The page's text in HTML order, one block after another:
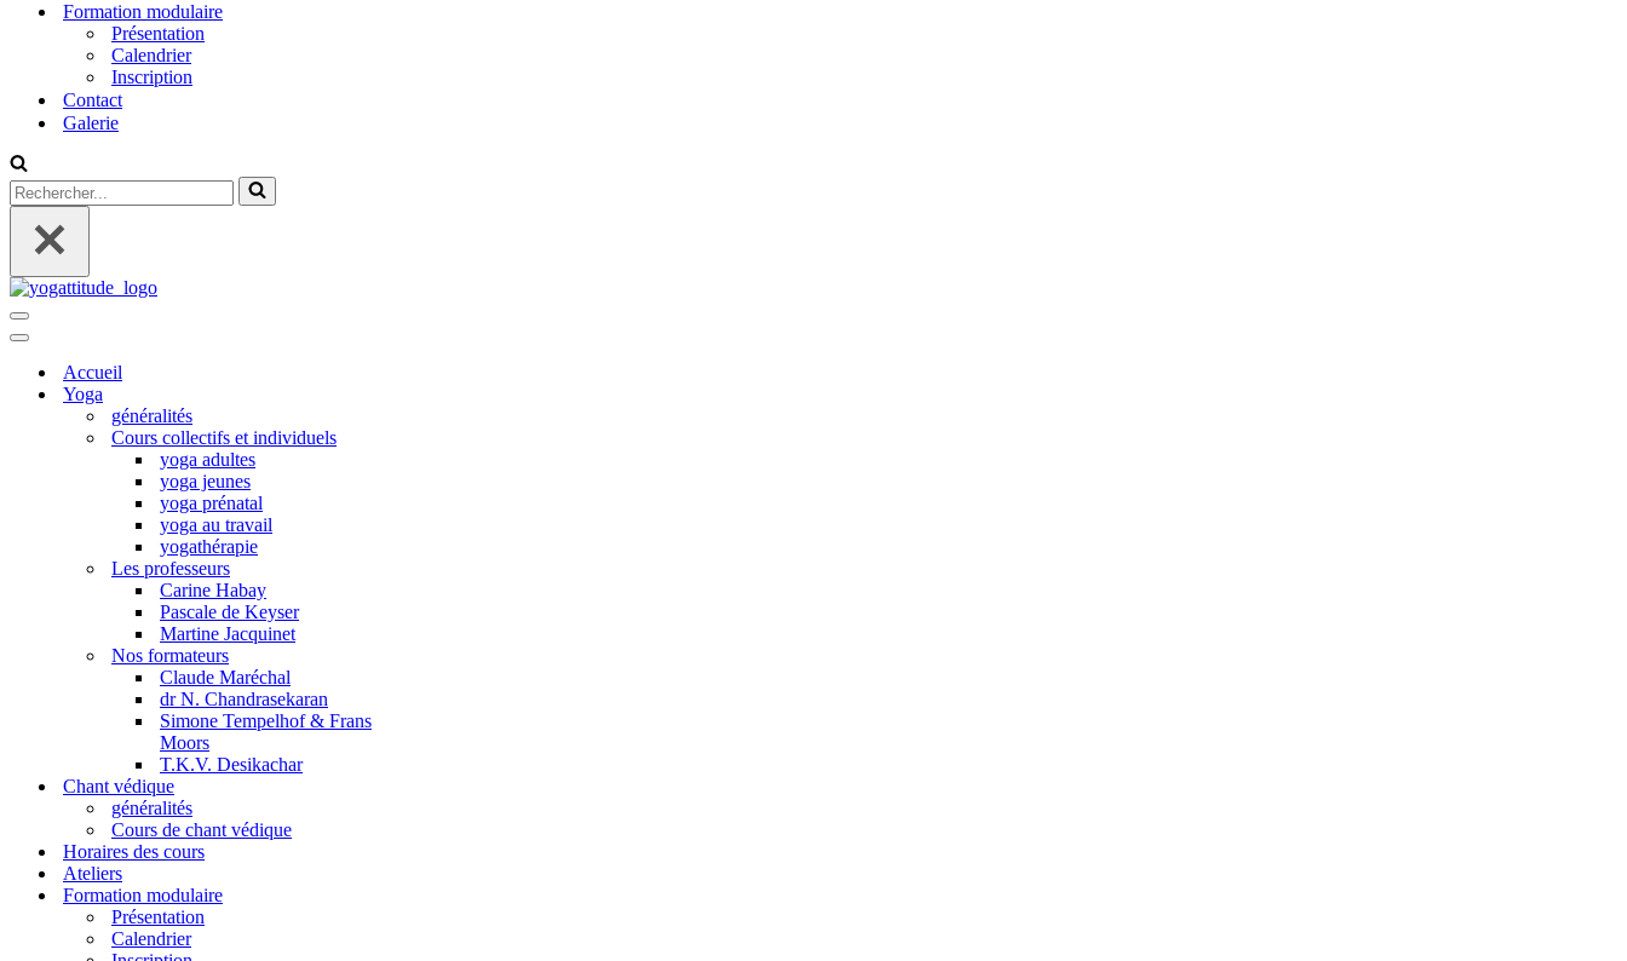
Formation modulaire
Présentation
Calendrier
Inscription
Contact
Galerie
Rechercher...
Menu
de
Menu
navigationAccueil
Yoga
généralités
Cours collectifs et individuels
yoga adultes
yoga jeunes
yoga prénatal
yoga au travail
yogathérapie
Les professeurs
Carine Habay
Pascale de Keyser
Martine Jacquinet
Nos formateurs
Claude Maréchal
dr N. Chandrasekaran
Simone Tempelhof & Frans
Moors
T.K.V. Desikachar
Chant védique
généralités
Cours de chant védique
Horaires des cours
Ateliers
Formation modulaire
Présentation
Calendrier